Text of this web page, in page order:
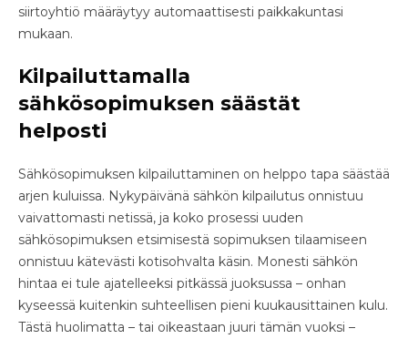
siirtoyhtiö määräytyy automaattisesti paikkakuntasi
mukaan.
Kilpailuttamalla
sähkösopimuksen säästät
helposti
Sähkösopimuksen kilpailuttaminen on helppo tapa säästää
arjen kuluissa. Nykypäivänä sähkön kilpailutus onnistuu
vaivattomasti netissä, ja koko prosessi uuden
sähkösopimuksen etsimisestä sopimuksen tilaamiseen
onnistuu kätevästi kotisohvalta käsin. Monesti sähkön
hintaa ei tule ajatelleeksi pitkässä juoksussa – onhan
kyseessä kuitenkin suhteellisen pieni kuukausittainen kulu.
Tästä huolimatta – tai oikeastaan juuri tämän vuoksi –